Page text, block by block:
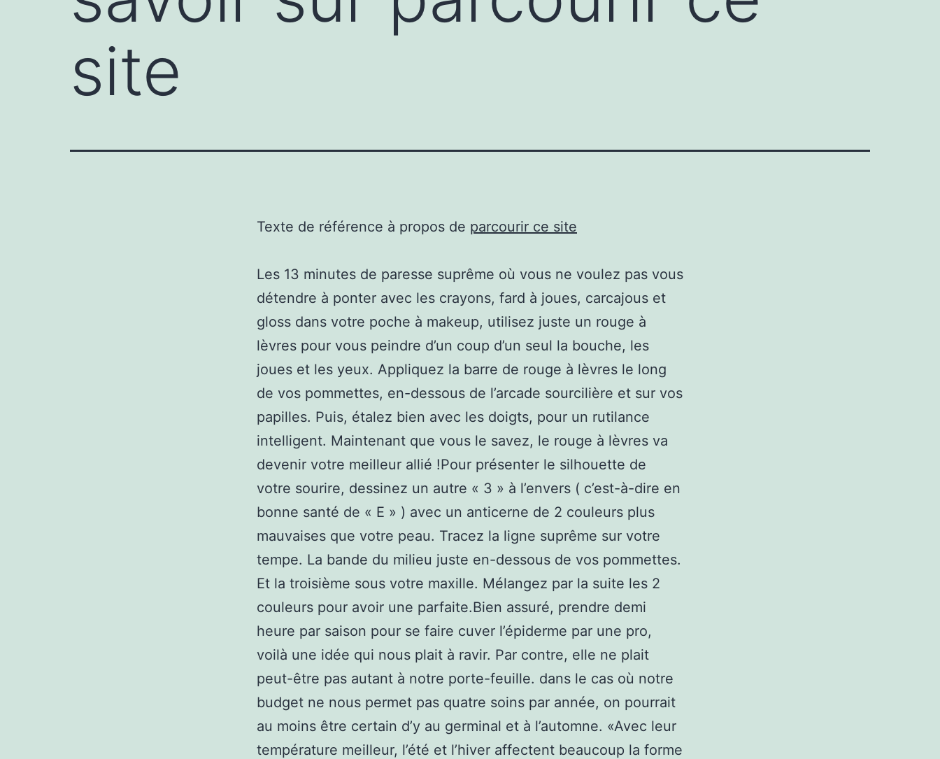
site
Texte de référence à propos de parcourir ce site
Les 13 minutes de paresse suprême où vous ne voulez pas vous
détendre à ponter avec les crayons, fard à joues, carcajous et
gloss dans votre poche à makeup, utilisez juste un rouge à
lèvres pour vous peindre d’un coup d’un seul la bouche, les
joues et les yeux. Appliquez la barre de rouge à lèvres le long
de vos pommettes, en-dessous de l’arcade sourcilière et sur vos
papilles. Puis, étalez bien avec les doigts, pour un rutilance
intelligent. Maintenant que vous le savez, le rouge à lèvres va
devenir votre meilleur allié !Pour présenter le silhouette de
votre sourire, dessinez un autre « 3 » à l’envers ( c’est-à-dire en
bonne santé de « E » ) avec un anticerne de 2 couleurs plus
mauvaises que votre peau. Tracez la ligne suprême sur votre
tempe. La bande du milieu juste en-dessous de vos pommettes.
Et la troisième sous votre maxille. Mélangez par la suite les 2
couleurs pour avoir une parfaite.Bien assuré, prendre demi
heure par saison pour se faire cuver l’épiderme par une pro,
voilà une idée qui nous plait à ravir. Par contre, elle ne plait
peut-être pas autant à notre porte-feuille. dans le cas où notre
budget ne nous permet pas quatre soins par année, on pourrait
au moins être certain d’y au germinal et à l’automne. «Avec leur
température meilleur, l’été et l’hiver affectent beaucoup la forme